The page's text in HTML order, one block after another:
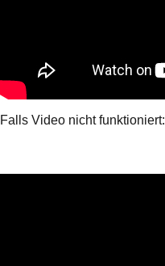
Falls Video nicht funktioniert: